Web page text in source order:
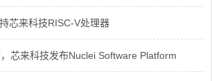
芯来科技RISC-V处理器
芯来科技发布Nuclei Software Platform